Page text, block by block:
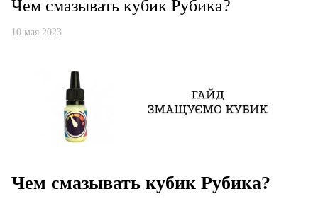
Чем смазывать кубик Рубика?
10 мая 2023
Чем смазывать кубик Рубика?